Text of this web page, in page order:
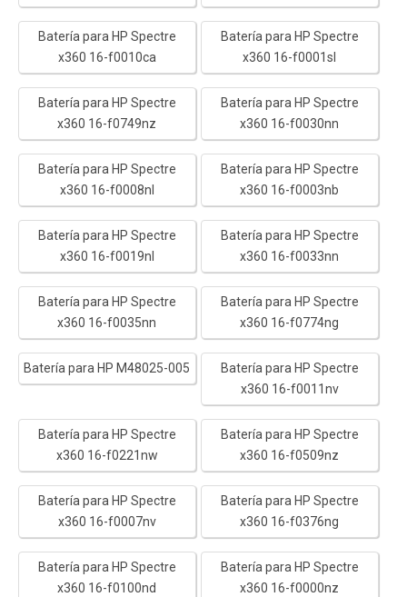
Batería para HP Spectre
x360 16-f0010ca
Batería para HP Spectre
x360 16-f0001sl
Batería para HP Spectre
x360 16-f0749nz
Batería para HP Spectre
x360 16-f0030nn
Batería para HP Spectre
x360 16-f0008nl
Batería para HP Spectre
x360 16-f0003nb
Batería para HP Spectre
x360 16-f0019nl
Batería para HP Spectre
x360 16-f0033nn
Batería para HP Spectre
x360 16-f0035nn
Batería para HP Spectre
x360 16-f0774ng
Batería para HP M48025-005
Batería para HP Spectre
x360 16-f0011nv
Batería para HP Spectre
x360 16-f0221nw
Batería para HP Spectre
x360 16-f0509nz
Batería para HP Spectre
x360 16-f0007nv
Batería para HP Spectre
x360 16-f0376ng
Batería para HP Spectre
x360 16-f0100nd
Batería para HP Spectre
x360 16-f0000nz